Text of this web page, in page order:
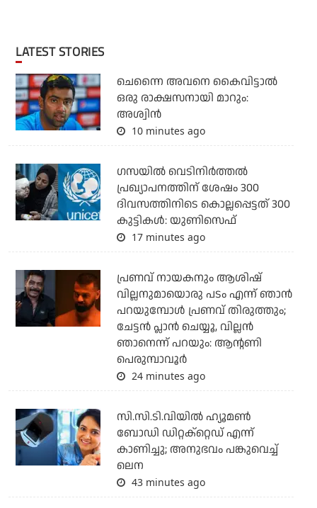
LATEST STORIES
ചെന്നൈ അവനെ കൈവിട്ടാല്‍
ഒരു രാക്ഷസനായി മാറും:
അശ്വിന്‍
10 minutes ago
ഗസയില്‍ വെടിനിര്‍ത്തല്‍
പ്രഖ്യാപനത്തിന് ശേഷം 300
ദിവസത്തിനിടെ കൊല്ലപ്പെട്ടത് 300
കുട്ടികള്‍: യുണിസെഫ്
17 minutes ago
പ്രണവ് നായകനും ആശിഷ്
വില്ലനുമായൊരു പടം എന്ന് ഞാന്‍
പറയുമ്പോള്‍ പ്രണവ് തിരുത്തും;
ചേട്ടന്‍ പ്ലാന്‍ ചെയ്യൂ, വില്ലന്‍
ഞാനെന്ന് പറയും: ആന്റണി
പെരുമ്പാവൂര്‍
24 minutes ago
സി.സി.ടി.വിയില്‍ ഹ്യൂമണ്‍
ബോഡി ഡിറ്റക്‌റ്റെഡ് എന്ന്
കാണിച്ചു; അനുഭവം പങ്കുവെച്ച്
ലെന
43 minutes ago